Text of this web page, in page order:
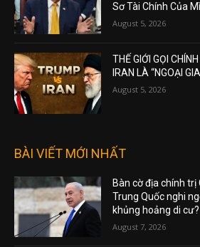
Sơ Tài Chính Của
August 5, 2026
THẾ GIỚI GỌI
IRAN LÀ “NGOẠI
August 5, 2026
BÀI VIẾT MỚI NHẤT
Bàn cờ địa chính trị
Trung Quốc nghi
khủng hoảng di cư?
August 7, 2026